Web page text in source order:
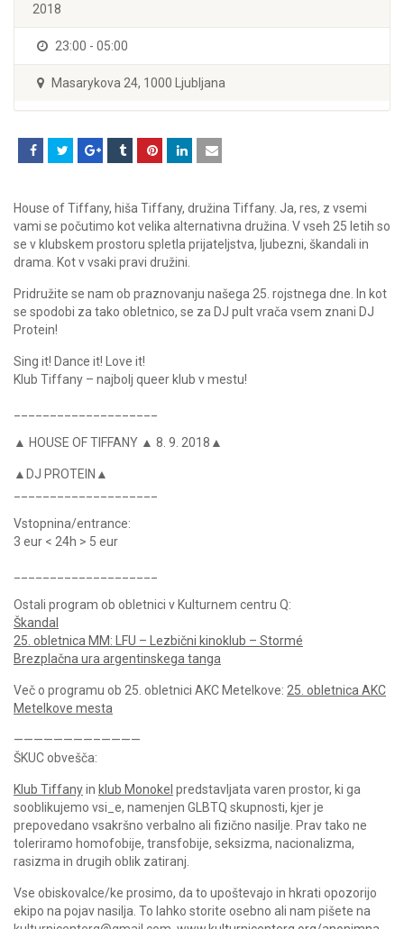
2018
23:00 - 05:00
Masarykova 24, 1000 Ljubljana
House of Tiffany, hiša Tiffany, družina Tiffany. Ja, res, z vsemi
vami se počutimo kot velika alternativna družina. V vseh 25 letih so
se v klubskem prostoru spletla prijateljstva, ljubezni, škandali in
drama. Kot v vsaki pravi družini.
Pridružite se nam ob praznovanju našega 25. rojstnega dne. In kot
se spodobi za tako obletnico, se za DJ pult vrača vsem znani DJ
Protein!
Sing it! Dance it! Love it!
Klub Tiffany – najbolj queer klub v mestu!
▲ HOUSE OF TIFFANY ▲ 8. 9. 2018▲
▲DJ PROTEIN▲
Vstopnina/entrance:
3 eur < 24h > 5 eur
Ostali program ob obletnici v Kulturnem centru Q:
Škandal
25. obletnica MM: LFU – Lezbični kinoklub – Stormé
Brezplačna ura argentinskega tanga
Več o programu ob 25. obletnici AKC Metelkove: 25. obletnica AKC
Metelkove mesta
————————–————
ŠKUC obvešča:
Klub Tiffanyin klub Monokel predstavljata varen prostor, ki ga
sooblikujemo vsi_e, namenjen GLBTQ skupnosti, kjer je
prepovedano vsakršno verbalno ali fizično nasilje. Prav tako ne
toleriramo homofobije, transfobije, seksizma, nacionalizma,
rasizma in drugih oblik zatiranj.
Vse obiskovalce/ke prosimo, da to upoštevajo in hkrati opozorijo
ekipo na pojav nasilja. To lahko storite osebno ali nam pišete na